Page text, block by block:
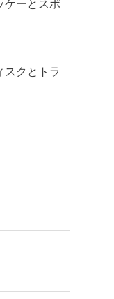
ケーとスポ
スクとトラ